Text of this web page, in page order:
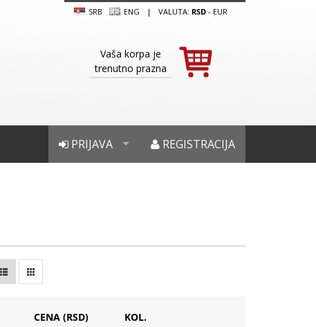
SRB ENG | VALUTA: RSD- EUR
Vaša korpa je
trenutno prazna
REGISTRACIJA
PRIJAVA
CENA (RSD) KOL.